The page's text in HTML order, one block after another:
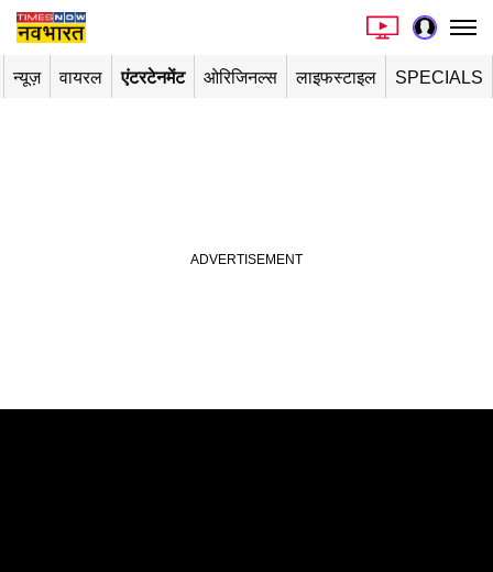
न्यूज़ वायरल एंटरटेनमेंट ओरिजिनल्स लाइफस्टाइल SPECIALS